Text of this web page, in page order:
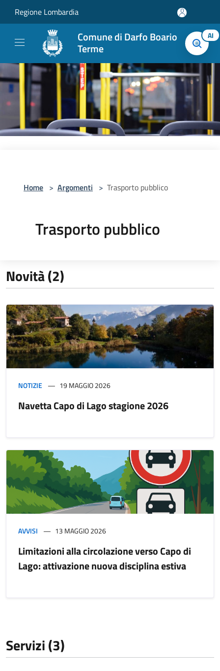
Regione Lombardia
Comune di Darfo Boario
Terme
AI
Home > Argomenti > Trasporto pubblico
Trasporto pubblico
Novità (2)
NOTIZIE 19 MAGGIO 2026
Navetta Capo di Lago stagione 2026
AVVISI 13 MAGGIO 2026
Limitazioni alla circolazione verso Capo di
Lago: attivazione nuova disciplina estiva
Servizi (3)